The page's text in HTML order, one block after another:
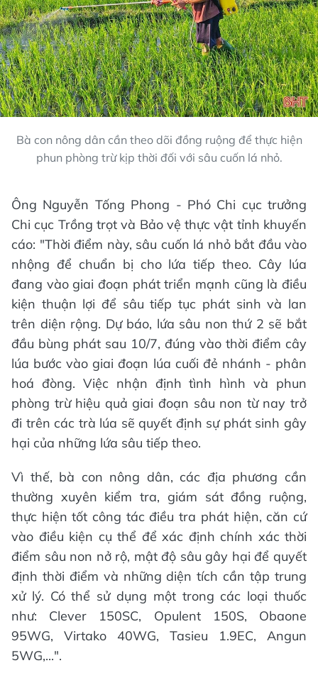
Bà con nông dân cần theo dõi đồng ruộng để thực hiện
phun phòng trừ kịp thời đối với sâu cuốn lá nhỏ.
Ông Nguyễn Tống Phong - Phó Chi cục trưởng
Chi cục Trồng trọt và Bảo vệ thực vật tỉnh khuyến
cáo: "Thời điểm này, sâu cuốn lá nhỏ bắt đầu vào
nhộng để chuẩn bị cho lứa tiếp theo. Cây lúa
đang vào giai đoạn phát triển mạnh cũng là điều
kiện thuận lợi để sâu tiếp tục phát sinh và lan
trên diện rộng. Dự báo, lứa sâu non thứ 2 sẽ bắt
đầu bùng phát sau 10/7, đúng vào thời điểm cây
lúa bước vào giai đoạn lúa cuối đẻ nhánh - phân
hoá đòng. Việc nhận định tình hình và phun
phòng trừ hiệu quả giai đoạn sâu non từ nay trở
đi trên các trà lúa sẽ quyết định sự phát sinh gây
hại của những lứa sâu tiếp theo.
Vì thế, bà con nông dân, các địa phương cần
thường xuyên kiểm tra, giám sát đồng ruộng,
thực hiện tốt công tác điều tra phát hiện, căn cứ
vào điều kiện cụ thể để xác định chính xác thời
điểm sâu non nở rộ, mật độ sâu gây hại để quyết
định thời điểm và những diện tích cần tập trung
xử lý. Có thể sử dụng một trong các loại thuốc
như: Clever 150SC, Opulent 150S, Obaone
95WG, Virtako 40WG, Tasieu 1.9EC, Angun
5WG,...".